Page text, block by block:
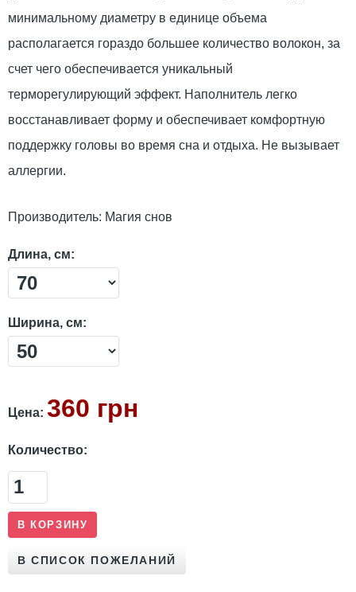
минимальному диаметру в единице объема
располагается гораздо большее количество волокон, за
счет чего обеспечивается уникальный
терморегулирующий эффект. Наполнитель легко
восстанавливает форму и обеспечивает комфортную
поддержку головы во время сна и отдыха. Не вызывает
аллергии.
Производитель: Магия снов
Длина, см:
Ширина, см:
Цена: 360 грн
Количество: